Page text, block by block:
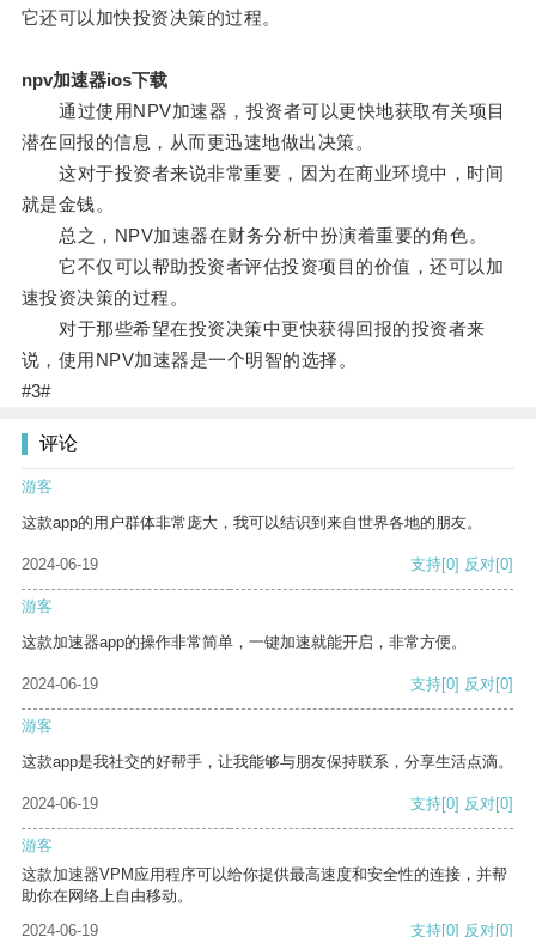
它还可以加快投资决策的过程。
npv加速器ios下载
通过使用NPV加速器，投资者可以更快地获取有关项目
潜在回报的信息，从而更迅速地做出决策。
这对于投资者来说非常重要，因为在商业环境中，时间
就是金钱。
总之，NPV加速器在财务分析中扮演着重要的角色。
它不仅可以帮助投资者评估投资项目的价值，还可以加
速投资决策的过程。
对于那些希望在投资决策中更快获得回报的投资者来
说，使用NPV加速器是一个明智的选择。
#3#
评论
游客
这款app的用户群体非常庞大，我可以结识到来自世界各地的朋友。
2024-06-19 支持[0] 反对[0]
游客
这款加速器app的操作非常简单，一键加速就能开启，非常方便。
2024-06-19 支持[0] 反对[0]
游客
这款app是我社交的好帮手，让我能够与朋友保持联系，分享生活点滴。
2024-06-19 支持[0] 反对[0]
游客
这款加速器VPM应用程序可以给你提供最高速度和安全性的连接，并帮
助你在网络上自由移动。
2024-06-19
支持[0] 反对[0]